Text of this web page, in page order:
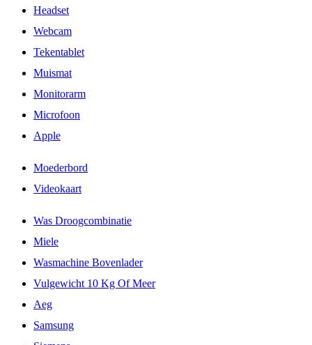
Headset
Webcam
Tekentablet
Muismat
Monitorarm
Microfoon
Apple
Moederbord
Videokaart
Was Droogcombinatie
Miele
Wasmachine Bovenlader
Vulgewicht 10 Kg Of Meer
Aeg
Samsung